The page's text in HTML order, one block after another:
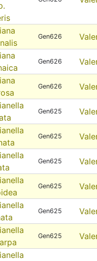
Gen626
Gen626
Gen626
Gen625
Gen625
Gen625
Gen625
Gen625
Gen625